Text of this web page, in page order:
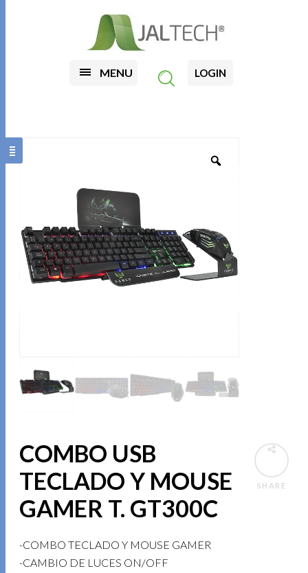
MENU LOGIN
SHARE
COMBO USB
TECLADO Y MOUSE
GAMER T. GT300C
-COMBO TECLADO Y MOUSE GAMER
-CAMBIO DE LUCES ON/OFF